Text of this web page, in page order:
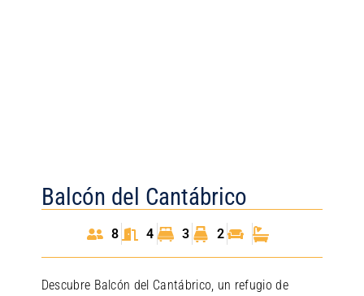
Balcón del Cantábrico
8 4 3 2
Descubre Balcón del Cantábrico, un refugio de